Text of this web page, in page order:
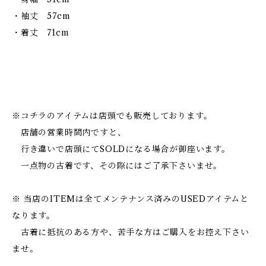
・袖丈 57cm
・着丈 71cm
※コチラのアイテムは店頭でも販売しております。
店舗の営業時間内ですと、
行き違いで店頭にてSOLDになる場合が御座います。
一点物の古着です、その際にはご了承下さいませ。
※ 当店のITEMは全てメンテナンス済みのUSEDアイテムと
なります。
古着に抵抗のある方や、苦手な方はご購入をお控え下さい
ませ。